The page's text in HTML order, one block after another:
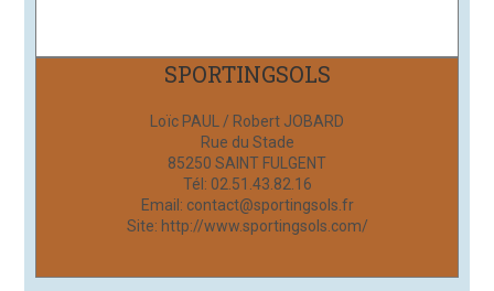
SPORTINGSOLS
Loïc PAUL / Robert JOBARD
Rue du Stade
85250 SAINT FULGENT
Tél: 02.51.43.82.16
Email: contact@sportingsols.fr
Site: http://www.sportingsols.com/